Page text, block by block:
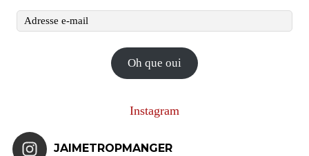
Adresse
Oh que oui
Instagram
JAIMETROPMANGER